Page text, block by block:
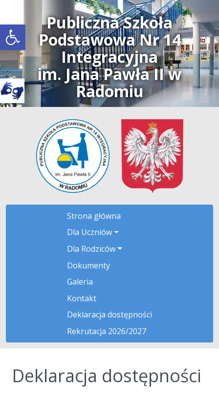
Open toolbar
Publiczna Szkoła
Podstawowa Nr 14
Integracyjna
im. Jana Pawła II w
Radomiu
Strona główna
Dla Uczniów
Dla Rodziców
Dokumenty
Galeria
Kontakt
Deklaracja dostępności
Rekrutacja 2026/2027
Deklaracja dostępności